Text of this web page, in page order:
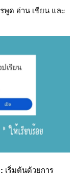
พูด อ่าน เขียน และ
เริ่มต้นด้วยการ